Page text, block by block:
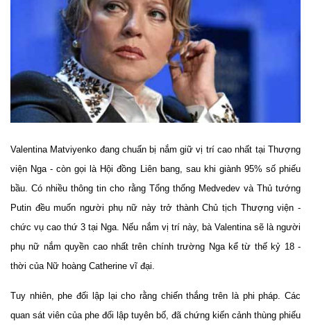
Valentina Matviyenko đang chuẩn bị nắm giữ vị trí cao nhất tại Thượng
viện Nga - còn gọi là Hội đồng Liên bang, sau khi giành 95% số phiếu
bầu. Có nhiều thông tin cho rằng Tổng thống Medvedev và Thủ tướng
Putin đều muốn người phụ nữ này trở thành Chủ tịch Thượng viện -
chức vụ cao thứ 3 tại Nga. Nếu nắm vị trí này, bà Valentina sẽ là người
phụ nữ nắm quyền cao nhất trên chính trường Nga kể từ thế kỷ 18 -
thời của Nữ hoàng Catherine vĩ đại.
Tuy nhiên, phe đối lập lại cho rằng chiến thắng trên là phi pháp. Các
quan sát viên của phe đối lập tuyên bố, đã chứng kiến cảnh thùng phiếu